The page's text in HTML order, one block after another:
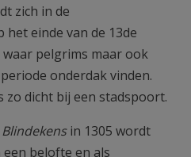
zich in de
einde van de 13de
pelgrims maar ook
onderdak vinden.
dicht bij een stadspoort.
Blindekensin 1305 wordt
belofte en als